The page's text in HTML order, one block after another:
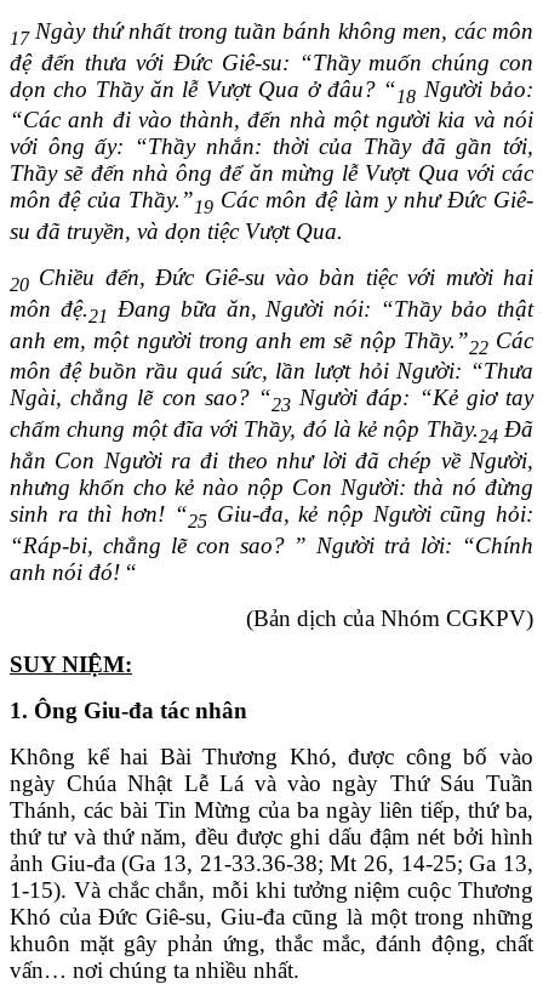
17Ngày thứ nhất trong tuần bánh không men, các môn
đệ đến thưa với Đức Giê-su: “Thầy muốn chúng con
dọn cho Thầy ăn lễ Vượt Qua ở đâu? “18 Người bảo:
“Các anh đi vào thành, đến nhà một người kia và nói
với ông ấy: “Thầy nhắn: thời của Thầy đã gần tới,
Thầy sẽ đến nhà ông để ăn mừng lễ Vượt Qua với các
môn đệ của Thầy.”19 Các môn đệ làm y như Đức Giê-
su đã truyền, và dọn tiệc Vượt Qua.
20 Chiều đến, Đức Giê-su vào bàn tiệc với mười hai
môn đệ.21 Đang bữa ăn, Người nói: “Thầy bảo thật
anh em, một người trong anh em sẽ nộp Thầy.”22Các
môn đệ buồn rầu quá sức, lần lượt hỏi Người: “Thưa
Ngài, chẳng lẽ con sao? “23 Người đáp: “Kẻ giơ tay
chấm chung một đĩa với Thầy, đó là kẻ nộp Thầy.24Đã
hẳn Con Người ra đi theo như lời đã chép về Người,
nhưng khốn cho kẻ nào nộp Con Người: thà nó đừng
sinh ra thì hơn! “25Giu-đa, kẻ nộp Người cũng hỏi:
“Ráp-bi, chẳng lẽ con sao? ” Người trả lời: “Chính
anh nói đó! “
(Bản dịch của Nhóm CGKPV)
SUY NIỆM:
1. Ông Giu-đa tác nhân
Không kể hai Bài Thương Khó, được công bố vào
ngày Chúa Nhật Lễ Lá và vào ngày Thứ Sáu Tuần
Thánh, các bài Tin Mừng của ba ngày liên tiếp, thứ ba,
thứ tư và thứ năm, đều được ghi dấu đậm nét bởi hình
ảnh Giu-đa (Ga 13, 21-33.36-38; Mt 26, 14-25; Ga 13,
1-15). Và chắc chắn, mỗi khi tưởng niệm cuộc Thương
Khó của Đức Giê-su, Giu-đa cũng là một trong những
khuôn mặt gây phản ứng, thắc mắc, đánh động, chất
vấn… nơi chúng ta nhiều nhất.